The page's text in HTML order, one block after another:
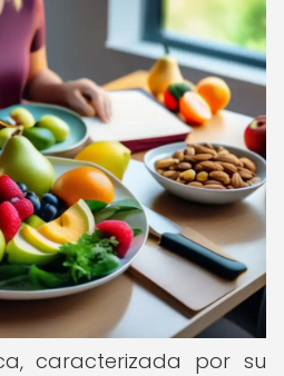
caracterizada por su